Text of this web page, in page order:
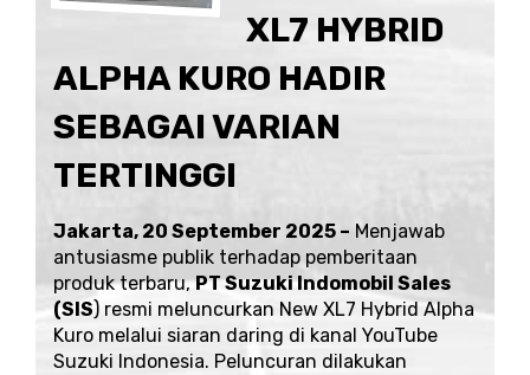
XL7 HYBRID
ALPHA KURO HADIR
SEBAGAI VARIAN
TERTINGGI
Jakarta, 20 September 2025 – Menjawab
antusiasme publik terhadap pemberitaan
produk terbaru,PT Suzuki Indomobil Sales
(SIS) resmi meluncurkan New XL7 Hybrid Alpha
Kuro melalui siaran daring di kanal YouTube
Suzuki Indonesia. Peluncuran dilakukan